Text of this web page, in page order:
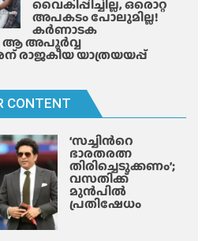
റി
മാ
ഡ്
വൈകിപ്പിച്ചില്ല, ഒരൊറ്റ
അപകടം പോലുമില്ല!
കർണാടക
ആ അപൂർവ്വ
രാജകീയ യാത്രയയപ്പ്
CONTENT
‘സച്ചിന്‍റെ
ഭാരതരത്ന
തിരിച്ചെടുക്കണം’;
വസതിക്ക്
മുൻപിൽ
പ്രതിഷേധം